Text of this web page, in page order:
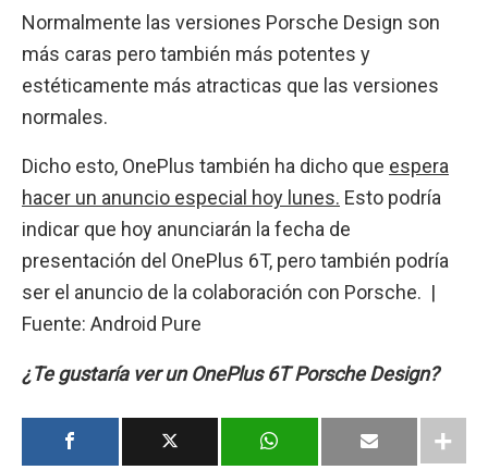
Normalmente las versiones Porsche Design son
más caras pero también más potentes y
estéticamente más atracticas que las versiones
normales.
Dicho esto, OnePlus también ha dicho que espera
hacer un anuncio especial hoy lunes. Esto podría
indicar que hoy anunciarán la fecha de
presentación del OnePlus 6T, pero también podría
ser el anuncio de la colaboración con Porsche. |
Fuente: Android Pure
¿Te gustaría ver un OnePlus 6T Porsche Design?